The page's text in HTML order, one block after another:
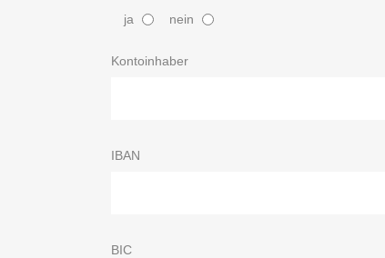
ja nein
Kontoinhaber
IBAN
BIC